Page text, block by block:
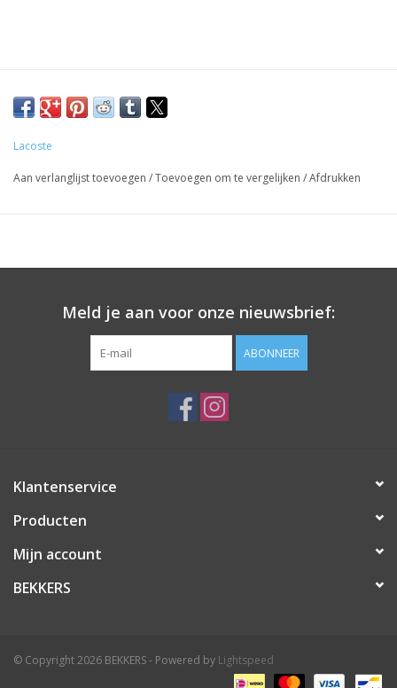
Lacoste
Aan verlanglijst toevoegen /Toevoegen om te vergelijken /Afdrukken
Meld je aan voor onze nieuwsbrief:
ABONNEER
Klantenservice
Producten
Mijn account
BEKKERS
© Copyright 2026 BEKKERS - Powered by Lightspeed